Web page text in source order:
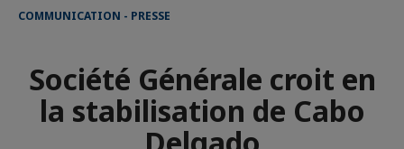
COMMUNICATION - PRESSE
Société Générale croit en
la stabilisation de Cabo